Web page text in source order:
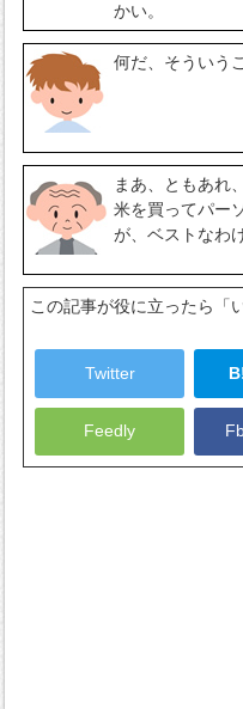
かい。
何だ、そういう
まあ、ともあれ
米を買ってパー
が、ベストなわ
この記事が役に立ったら「
Twitter
Feedly